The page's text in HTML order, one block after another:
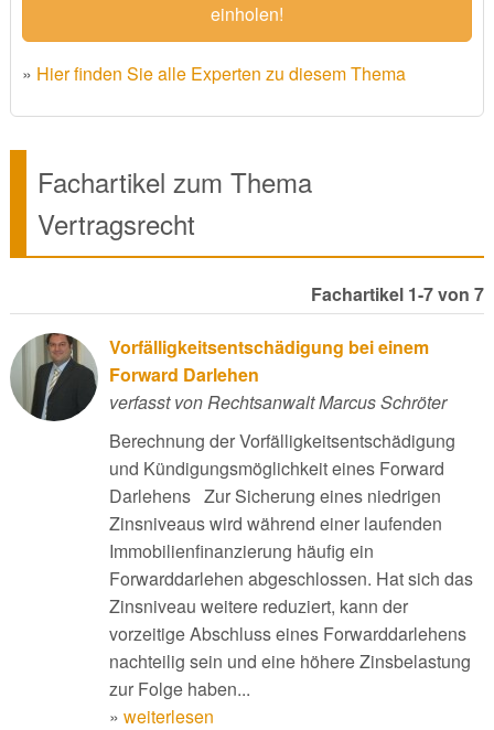
einholen!
» Hier finden Sie alle Experten zu diesem Thema
Fachartikel zum Thema
Vertragsrecht
Fachartikel 1-7 von 7
Vorfälligkeitsentschädigung bei einem
Forward Darlehen
verfasst von Rechtsanwalt Marcus Schröter
Berechnung der Vorfälligkeitsentschädigung
und Kündigungsmöglichkeit eines Forward
Darlehens Zur Sicherung eines niedrigen
Zinsniveaus wird während einer laufenden
Immobilienfinanzierung häufig ein
Forwarddarlehen abgeschlossen. Hat sich das
Zinsniveau weitere reduziert, kann der
vorzeitige Abschluss eines Forwarddarlehens
nachteilig sein und eine höhere Zinsbelastung
zur Folge haben...
» weiterlesen